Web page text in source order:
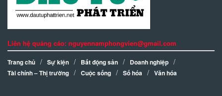
Liên hệ quảng cáo: nguyennamphongvien@gmail.com
Trang chủ Sự kiện Bất động sản
Doanh nghiệp
Tài chính – Thị trường
Cuộc sống Số hóa Văn hóa